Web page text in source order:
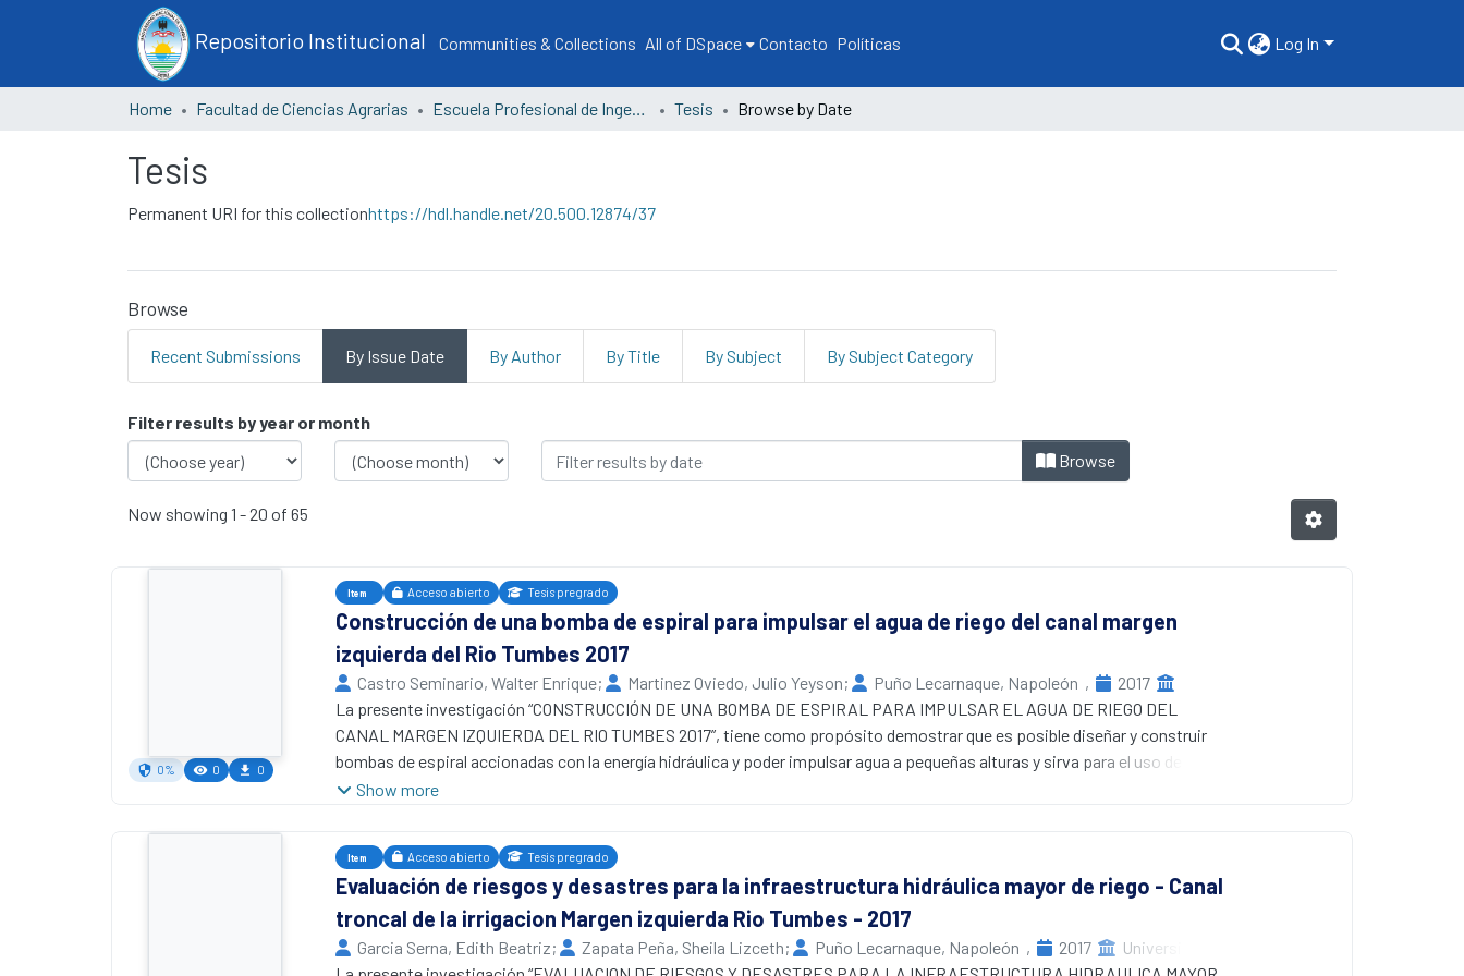
Repositorio Institucional Communities & Collections All of DSpace Contacto Políticas Log In
Home Facultad de Ciencias Agrarias Escuela Profesional de Ingeniería Agrícola Tesis Browse by Date
Tesis
Permanent URI for this collectionhttps://hdl.handle.net/20.500.12874/37
Browse
Recent Submissions By Issue Date By Author By Title By Subject By Subject Category
Browsing Tesis by Issue Date
Filter results by year or month
Browse
Now showing 1 - 20 of 65
0% 0 0
Item Acceso abierto Tesis pregrado
Construcción de una bomba de espiral para impulsar el agua de riego del canal margen
izquierda del Rio Tumbes 2017
Castro Seminario, Walter Enrique; Martinez Oviedo, Julio Yeyson; Puño Lecarnaque, Napoleón ,
2017
Universidad Nacional de Tumbes
La presente investigación “CONSTRUCCIÓN DE UNA BOMBA DE ESPIRAL PARA IMPULSAR EL AGUA DE RIEGO DEL
CANAL MARGEN IZQUIERDA DEL RIO TUMBES 2017”, tiene como propósito demostrar que es posible diseñar y construir
bombas de espiral accionadas con la energía hidráulica y poder impulsar agua a pequeñas alturas y sirva para el uso de la
familia rural. Para ello se planteó una investigación de tipo aplicada-tecnológica y un tipo de diseño experimental-
inductivo para la obtención de resultados.
Se diseño una bomba para impulsar una altura de 10.36 metros usando 8 espiras, con un diámetro de 1,40 metros de la
primera espira, accionada con 8 paletas de 0.20m*0.30m. La bomba de espiral fue construida con materiales accesibles en
la región evaluando un impulso promedio de 5.6 metros de altura e impulsar en promedio de 7.26 litros/minuto, accionando
la bomba 13 revoluciones/ minuto.
Show more
Item Acceso abierto Tesis pregrado
Evaluación de riesgos y desastres para la infraestructura hidráulica mayor de riego - Canal
troncal de la irrigacion Margen izquierda Rio Tumbes - 2017
Garcia Serna, Edith Beatriz; Zapata Peña, Sheila Lizceth; Puño Lecarnaque, Napoleón , 2017
Universidad